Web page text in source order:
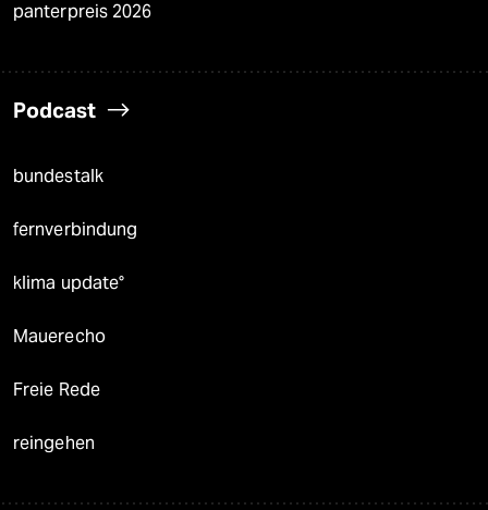
panterpreis 2026
Podcast
bundestalk
fernverbindung
klima update°
Mauerecho
Freie Rede
reingehen